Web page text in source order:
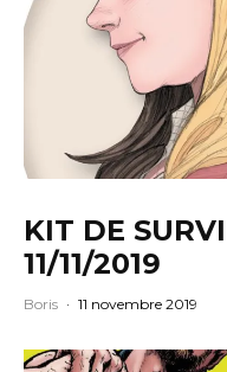
KIT DE
11/11/2019
Boris · 11 novembre 2019